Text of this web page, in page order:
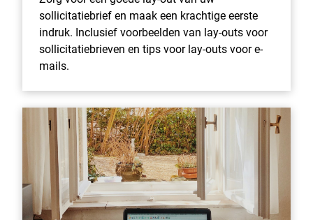
sollicitatiebrief en maak een krachtige eerste
indruk. Inclusief voorbeelden van lay-outs voor
sollicitatiebrieven en tips voor lay-outs voor e-
mails.